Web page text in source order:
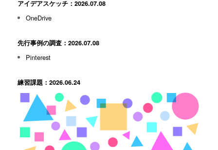
アイデアスケッチ：2026.07.08
OneDrive
先行事例の調査：2026.07.08
Pinterest
練習課題：2026.06.24